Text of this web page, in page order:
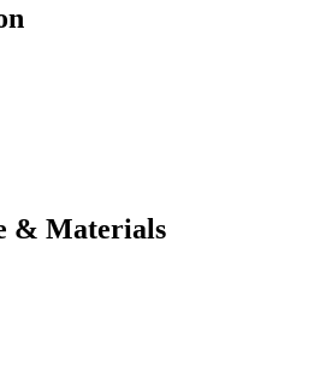
& Materials